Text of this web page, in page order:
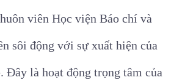
viên Học viện Báo chí và
sôi động với sự xuất hiện của
Đây là hoạt động trọng tâm của